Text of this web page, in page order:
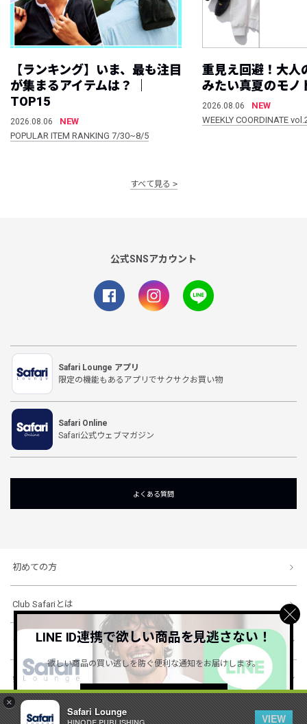
×
Safari Lounge
VIEW
【ランキング】いま、最も注目
が集まるアイテムは？ ｜
TOP15
2026.08.06
NEW
POPULAR ITEM RANKING 7/30~8/5
重見え回避！大人
みたい真夏のモノ
2026.08.06
NEW
WEEKLY COORDINATE
すべて見る
公式SNSアカウント
Safari Lounge アプリ
限定の機能もあるアプリでサクサクお買い物
Safari Online
Safari公式ウェブマガジン
よくある質問
初めての方
Club Safariとは
ショッピングガイド
会社概要・規約
LINE ID連携で欲しい商品を見逃さない！
欲しい商品の買い逃しを防ぐ便利な通知をお届けします。
詳しくはこちら ＞